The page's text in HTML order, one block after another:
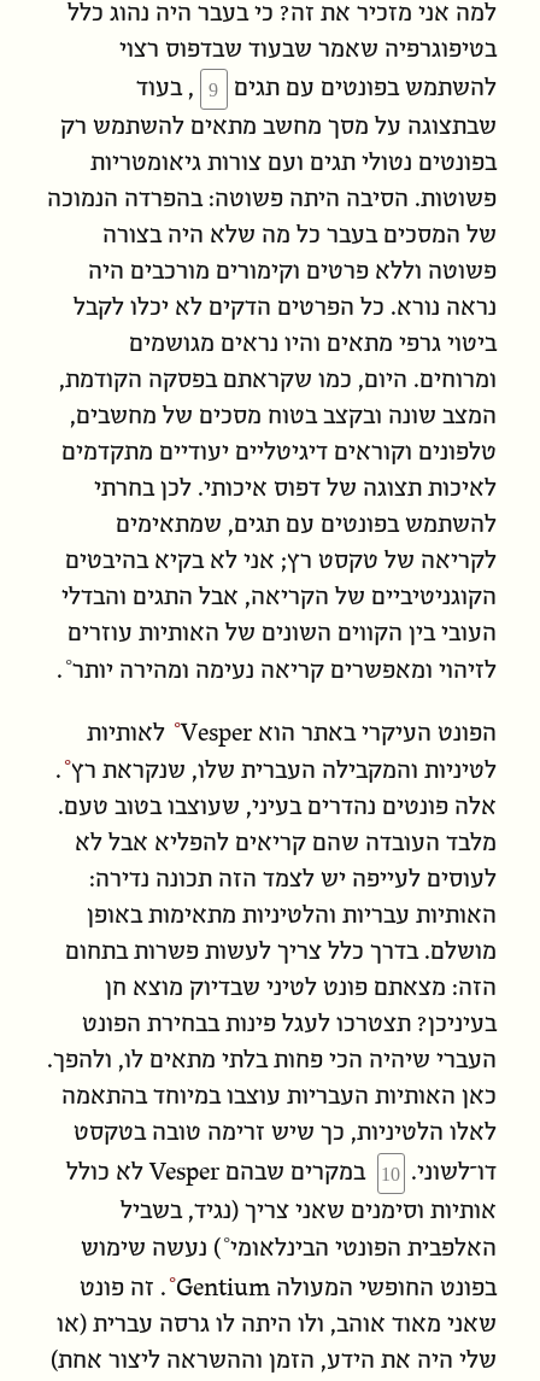
למה אני מזכיר את זה? כי בעבר היה נהוג כלל
בטיפוגרפיה שאמר שבעוד שבדפוס רצוי
להשתמש בפונטים עם תגים
, בעוד
שבתצוגה על מסך מחשב מתאים להשתמש רק
בפונטים נטולי תגים ועם צורות גיאומטריות
פשוטות. הסיבה היתה פשוטה: בהפרדה הנמוכה
של המסכים בעבר כל מה שלא היה בצורה
פשוטה וללא פרטים וקימורים מורכבים היה
נראה נורא. כל הפרטים הדקים לא יכלו לקבל
ביטוי גרפי מתאים והיו נראים מגושמים
ומרוחים. היום, כמו שקראתם בפסקה הקודמת,
המצב שונה ובקצב בטוח מסכים של מחשבים,
טלפונים וקוראים דיגיטליים יעודיים מתקדמים
לאיכות תצוגה של דפוס איכותי. לכן בחרתי
להשתמש בפונטים עם תגים, שמתאימים
לקריאה של טקסט רץ; אני לא בקיא בהיבטים
הקוגניטיביים של הקריאה, אבל התגים והבדלי
העובי בין הקווים השונים של האותיות עוזרים
לזיהוי ומאפשרים קריאה נעימה ומהירה יותר .
הפונט העיקרי באתר הוא Vesper
לאותיות
לטיניות והמקבילה העברית שלו, שנקראת רץ .
אלה פונטים נהדרים בעיני, שעוצבו בטוב טעם.
מלבד העובדה שהם קריאים להפליא אבל לא
לעוסים לעייפה יש לצמד הזה תכונה נדירה:
האותיות עבריות והלטיניות מתאימות באופן
מושלם. בדרך כלל צריך לעשות פשרות בתחום
הזה: מצאתם פונט לטיני שבדיוק מוצא חן
בעיניכן? תצטרכו לעגל פינות בבחירת הפונט
העברי שיהיה הכי פחות בלתי מתאים לו, ולהפך.
כאן האותיות העבריות עוצבו במיוחד בהתאמה
לאלו הלטיניות, כך שיש זרימה טובה בטקסט
דו־לשוני.
במקרים שבהםVesper לא כולל
אותיות וסימנים שאני צריך (נגיד, בשביל
האלפבית הפונטי הבינלאומי ) נעשה שימוש
בפונט החופשי המעולה Gentium . זה פונט
שאני מאוד אוהב, ולו היתה לו גרסה עברית (או
שלי היה את הידע, הזמן וההשראה ליצור אחת)